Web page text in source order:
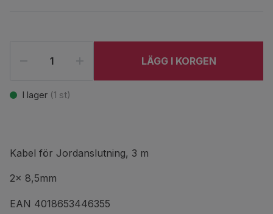
LÄGG I KORGEN
I lager (1 st)
Kabel för Jordanslutning, 3 m
2x 8,5mm
EAN 4018653446355